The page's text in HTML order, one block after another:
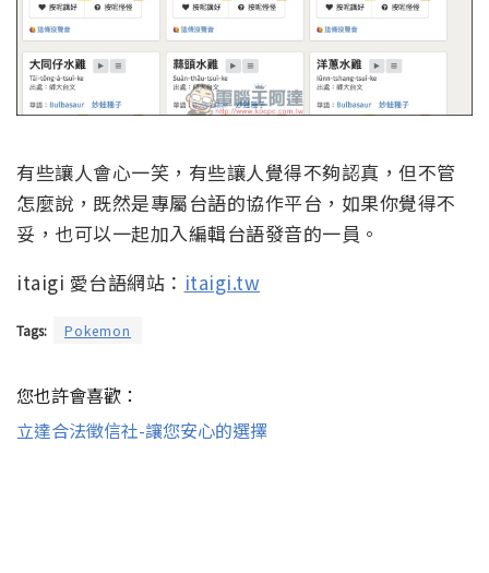
有些讓人會心一笑，有些讓人覺得不夠認真，但不管
怎麼說，既然是專屬台語的協作平台，如果你覺得不
妥，也可以一起加入編輯台語發音的一員。
itaigi 愛台語網站： itaigi.tw
Tags: Pokemon
您也許會喜歡：
立達合法徵信社-讓您安心的選擇